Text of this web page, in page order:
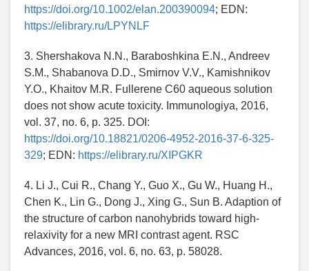
https://doi.org/10.1002/elan.200390094; EDN:
https://elibrary.ru/LPYNLF
3. Shershakova N.N., Baraboshkina E.N., Andreev
S.M., Shabanova D.D., Smirnov V.V., Kamishnikov
Y.O., Khaitov M.R. Fullerene C60 aqueous solution
does not show acute toxicity. Immunologiya, 2016,
vol. 37, no. 6, p. 325. DOI:
https://doi.org/10.18821/0206-4952-2016-37-6-325-
329; EDN: https://elibrary.ru/XIPGKR
4. Li J., Cui R., Chang Y., Guo X., Gu W., Huang H.,
Chen K., Lin G., Dong J., Xing G., Sun B. Adaption of
the structure of carbon nanohybrids toward high-
relaxivity for a new MRI contrast agent. RSC
Advances, 2016, vol. 6, no. 63, p. 58028.